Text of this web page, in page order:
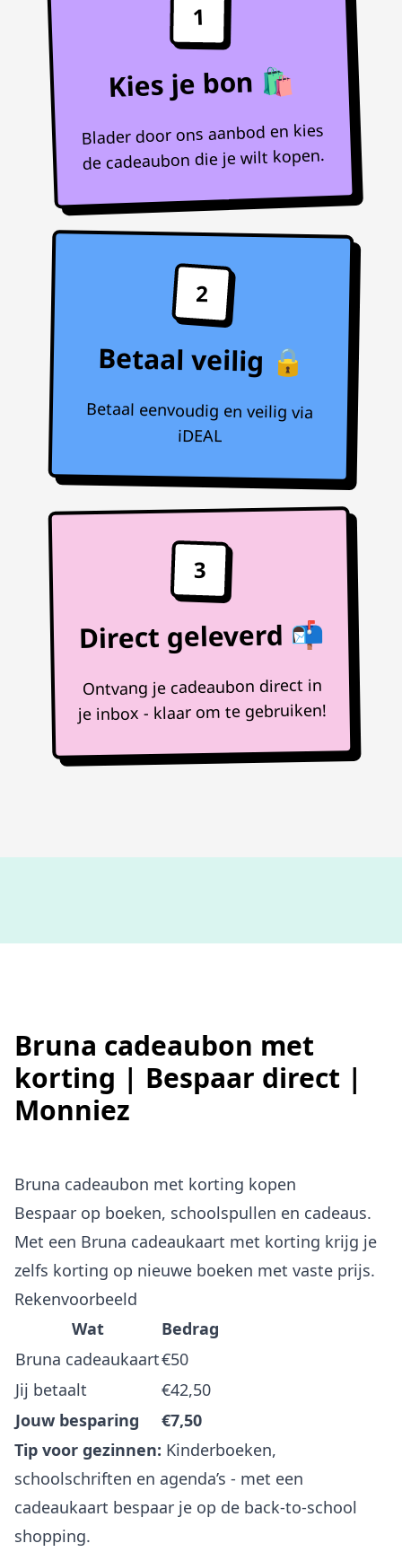
1
Kies je bon 🛍️
Blader door ons aanbod en kies
de cadeaubon die je wilt kopen.
2
Betaal veilig 🔒
Betaal eenvoudig en veilig via
iDEAL
3
Direct geleverd 📬
Ontvang je cadeaubon direct in
je inbox - klaar om te gebruiken!
Bruna cadeaubon met
korting | Bespaar direct |
Monniez
Bruna cadeaubon met korting kopen
Bespaar op boeken, schoolspullen en cadeaus.
Met een Bruna cadeaukaart met korting krijg je
zelfs korting op nieuwe boeken met vaste prijs.
Rekenvoorbeeld
Wat
Bedrag
Bruna cadeaukaart€50
Jij betaalt
€42,50
Jouw besparing
€7,50
Tip voor gezinnen: Kinderboeken,
schoolschriften en agenda’s - met een
cadeaukaart bespaar je op de back-to-school
shopping.